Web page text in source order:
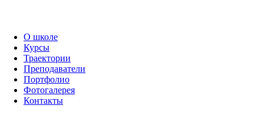
О школе
Курсы
Траектории
Преподаватели
Портфолио
Фотогалерея
Контакты